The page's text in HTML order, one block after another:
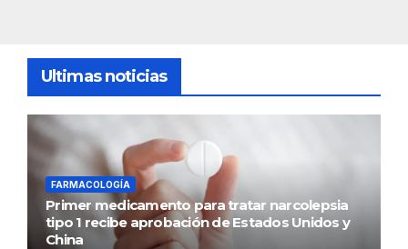
Ultimas noticias
FARMACOLOGÍA
Primer medicamento para tratar narcolepsia
tipo 1 recibe aprobación de Estados Unidos y
China